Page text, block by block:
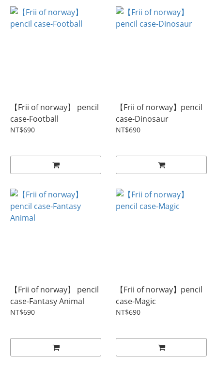
【Frii of norway】 pencil
case-Football
NT$690
【Frii of norway】pencil
case-Dinosaur
NT$690
【Frii of norway】 pencil
case-Fantasy Animal
NT$690
【Frii of norway】pencil
case-Magic
NT$690